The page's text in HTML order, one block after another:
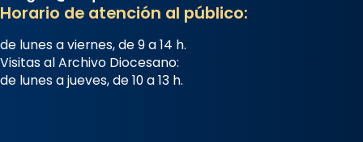
concelebrat el bisbe auxiliar de
Barcelona, Mons. David Abadías.
📸 Dr. G. Simón
Horario de atención al público:
de lunes a viernes, de 9 a 14 h.
Visitas al Archivo Diocesano:
de lunes a jueves, de 10 a 13 h.